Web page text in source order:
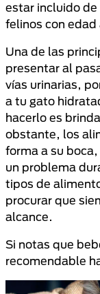
estar incluido
felinos con edad
Una de las
presentar al
vías urinarias,
a tu gato
hacerlo es
obstante, los
forma a su
un problema
tipos de
procurar que
alcance.
Si notas que
recomendable